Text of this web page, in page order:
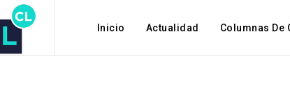
Inicio Actualidad Columnas De